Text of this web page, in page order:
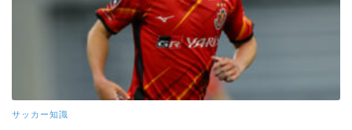
サッカー知識